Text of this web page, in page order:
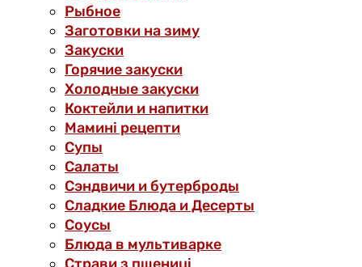
Рыбное
Заготовки на зиму
Закуски
Горячие закуски
Холодные закуски
Коктейли и напитки
Мамині рецепти
Супы
Салаты
Сэндвичи и бутерброды
Сладкие Блюда и Десерты
Соусы
Блюда в мультиварке